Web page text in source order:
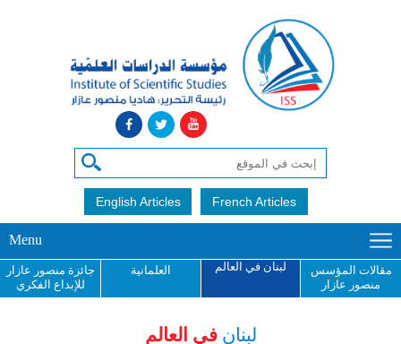
English Articles French Articles
Menu
مقالات المؤسس
منصور عازار
لبنان في العالم العلمانية
جائزة منصور عازار
للإبداع الفكري
لبنان في العالم